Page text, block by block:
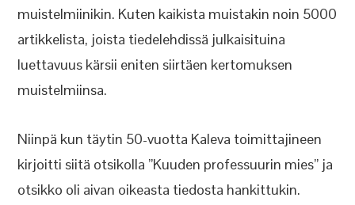
muistelmiinikin. Kuten kaikista muistakin noin 5000
artikkelista, joista tiedelehdissä julkaisituina
luettavuus kärsii eniten siirtäen kertomuksen
muistelmiinsa.
Niinpä kun täytin 50-vuotta Kaleva toimittajineen
kirjoitti siitä otsikolla ”Kuuden professuurin mies” ja
otsikko oli aivan oikeasta tiedosta hankittukin.